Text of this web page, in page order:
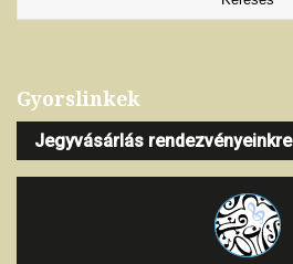
Gyorslinkek
Jegyvásárlás rendezvényeinkre